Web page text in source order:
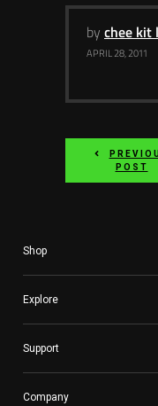
by chee kit
APRIL 28, 2011
POST
Shop
Explore
Support
Company